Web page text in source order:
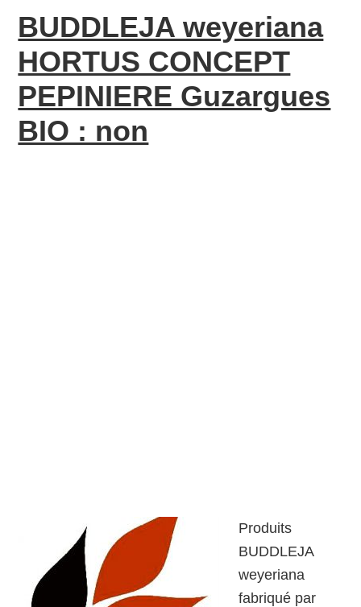
BUDDLEJA weyeriana
HORTUS CONCEPT
PEPINIERE Guzargues
BIO : non
Produits
BUDDLEJA
weyeriana
fabriqué par